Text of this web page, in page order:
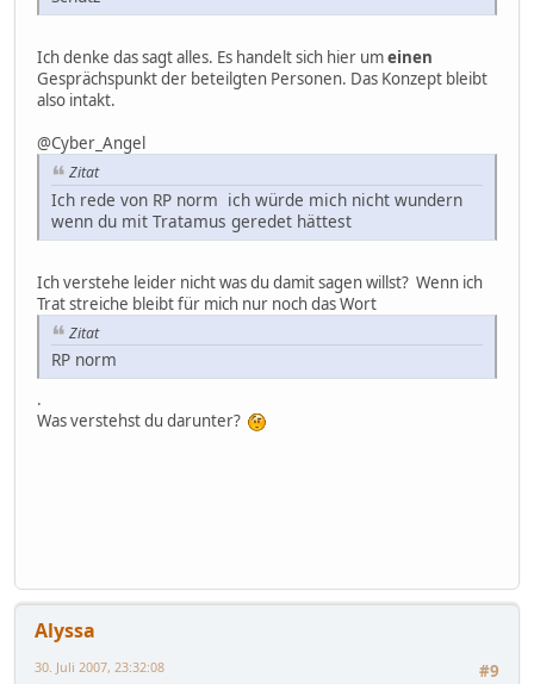
Ich denke das sagt alles. Es handelt sich hier umeinen
Gesprächspunkt der beteilgten Personen. Das Konzept bleibt
also intakt.
@Cyber_Angel
Zitat
Ich rede von RP norm ich würde mich nicht wundern
wenn du mit Tratamus geredet hättest
Ich verstehe leider nicht was du damit sagen willst? Wenn ich
Trat streiche bleibt für mich nur noch das Wort
Zitat
RP norm
.
Was verstehst du darunter?
Alyssa
#9
30. Juli 2007, 23:32:08